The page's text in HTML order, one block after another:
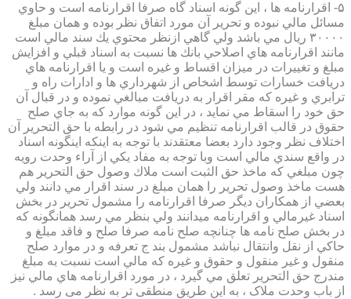
۵- اقرارنامه ها ، اين گونه اسناد گاه صرفا اقرارنامه است و حاوي
مسائل مالي نبوده و تحرير آن مورد اتفاق نظر بوده و همان مبلغ
۳۰۰۰۰ ريال مي باشد ولي گاهي ازنظر محتوي يك سند مالي است
مانند اقرارنامه هاي اصلاحي بانك ها نسبت به اسناد قبلي و افزايش
مبلغ و تغييرات در ميزان اقساط و غيره است و يا اقرارنامه هاي
دريافت خسارات توسط اشخاص از شهرداري ها و ادارات راه و
ترابري و غيره كه مقر اقرار به دريافت مبالغي نموده و در قبال آن
حق خود را اسقاط مي نمايد ، در اين گونه موارد كه به جاي صلح
حقوق در قالب اقرارنامه تنظيم مي شود در رابطه با حق التحرير آن
اختلاف نظر وجود دارد بعضا معتقدند با توجه به اينكه اينگونه اسناد
در واقع سندي مالي است وبا توجه به مفاد يكي از آراء وحدت رويه
چون مبلغي كه ماخذ حق الثبت است ملاك وصول حق التحرير هم
هست ماخذ وصول تحرير را همان مبلغ در سند اقرار مي دانند ولي
بعضي از همكاران ديگر صرفا اقرارنامه را مشمول تحرير در بخش
اسناد غيرمالي و اقرارنامه ميدانند ولي بنظر مي رسد همانگونه كه
در بخش صلح نامه ها چنانچه صلح نامه صرفا صلح و فاقد مبلغ و
حاكي از نقل وانتقال نباشد مشمول بند ج تعرفه و در موارد صلح
منقول و غير منقول و حقوق و غيره كه مالي است نسبت به مبلغ
مندرج حق التحرير تعلق مي گيرد ، در مورد اقرارنامه هاي مالي نيز
از باب وحدت ملاک ، به این طریق منطقی تر به نظر می رسد .